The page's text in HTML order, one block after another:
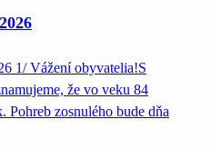
1/ Vážení obyvatelia!S
že vo veku 84
Pohreb zosnulého bude dňa